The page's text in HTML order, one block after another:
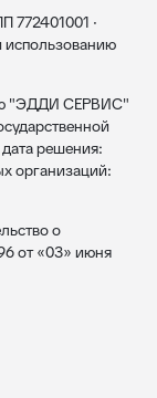
772401001 ·
использованию
"ЭДДИ СЕРВИС"
решения:
организаций:
о
от «03» июня